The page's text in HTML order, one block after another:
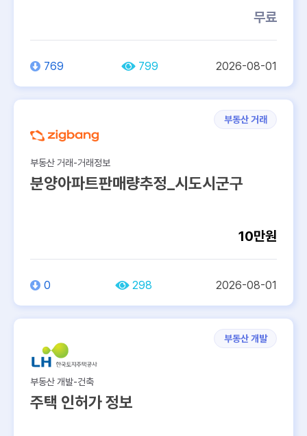
무료
769 799 2026-08-01
부동산 거래
부동산 거래-거래정보
분양아파트판매량추정_시도시군구
10만원
0 298 2026-08-01
부동산 개발
부동산 개발-건축
주택 인허가 정보